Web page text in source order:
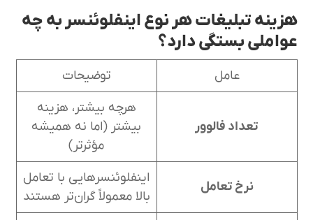
هزینه تبلیغات هر نوع اینفلوئنسر به چه
عواملی بستگی دارد؟
عامل توضیحات
تعداد فالوور
هرچه بیشتر، هزینه
بیشتر (اما نه همیشه
مؤثرتر)
نرخ تعامل
اینفلوئنسرهایی با تعامل
بالا معمولاً گران‌تر هستند